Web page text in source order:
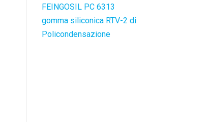
FEINGOSIL PC 6313
gomma siliconica RTV-2 di
Policondensazione